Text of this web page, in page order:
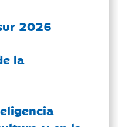
2026
la